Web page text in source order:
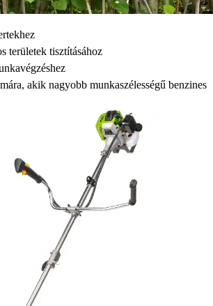
területek tisztításához
akik nagyobb munkaszélességű benzines